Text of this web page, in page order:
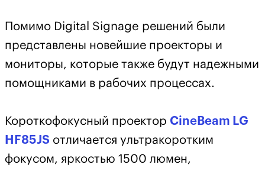
Помимо Digital Signage решений были
представлены новейшие проекторы и
мониторы, которые также будут надежными
помощниками в рабочих процессах.
Короткофокусный проектор CineBeam LG
HF85JS отличается ультракоротким
фокусом, яркостью 1500 люмен,